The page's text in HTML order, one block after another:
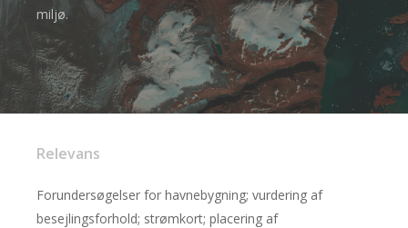
miljø.
Relevans
Forundersøgelser for havnebygning; vurdering af
besejlingsforhold; strømkort; placering af